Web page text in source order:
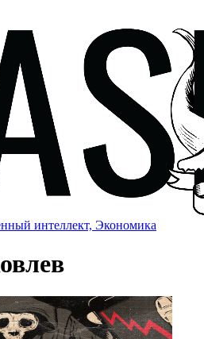
интеллект, Экономика